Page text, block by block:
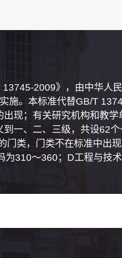
2009》，由中华人
施。本标准代替GB/T
现；有关研究机构和教
一、二、三级，共设62
类，门类不在标准中出
310～360；D工程与技